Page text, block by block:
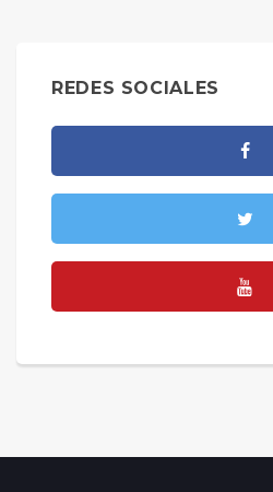
REDES SOCIALES